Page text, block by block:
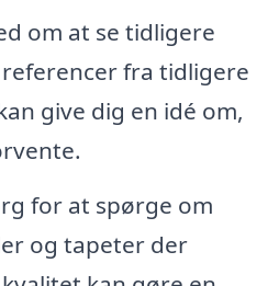
om at se tidligere
fra tidligere
give dig en idé om,
for at spørge om
og tapeter der